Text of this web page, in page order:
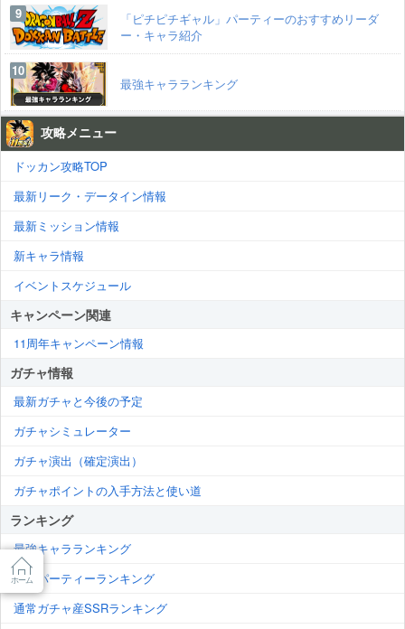
攻略メニュー
ドッカン攻略TOP
最新リーク・データイン情報
最新ミッション情報
新キャラ情報
イベントスケジュール
キャンペーン関連
11周年キャンペーン情報
ガチャ情報
最新ガチャと今後の予定
ガチャシミュレーター
ガチャ演出（確定演出）
ガチャポイントの入手方法と使い道
ランキング
最強キャラランキング
最強パーティーランキング
通常ガチャ産SSRランキング
「ピチピチギャル」パーティーのおすすめリーダ
ー・キャラ紹介
最強キャラランキング
ホーム